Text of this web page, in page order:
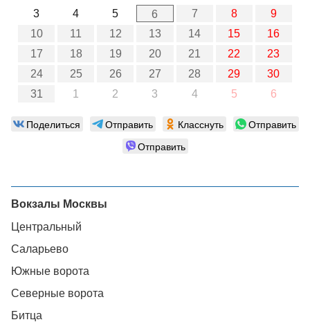
3
4 5 6 7 8
9
10
11 12 13 14 15
16
17
18 19 20 21 22
23
24
25 26 27 28 29
30
31
1 2 3 4 5 6
Поделиться Отправить Класснуть
Отправить
Отправить
Вокзалы Москвы
Центральный
Саларьево
Южные ворота
Северные ворота
Битца